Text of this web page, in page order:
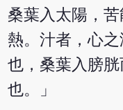
桑葉入太陽，
熱。汁者，心
也，桑葉入膀
也。」